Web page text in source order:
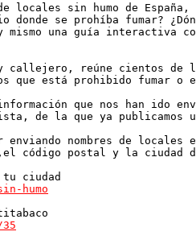
locales sin humo de
donde se prohíba fumar?
mismo una guía
callejero, reúne cientos
está prohibido fumar o
que nos han ido
lista, de la que ya
nombres de locales
código postal y la ciudad
humo